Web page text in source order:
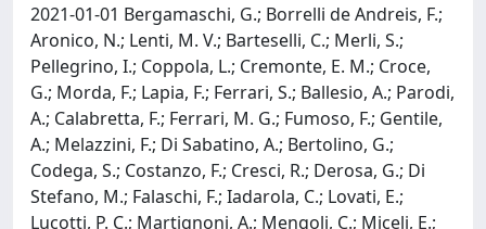
2021-01-01 Bergamaschi, G.; Borrelli de Andreis, F.;
Aronico, N.; Lenti, M. V.; Barteselli, C.; Merli, S.;
Pellegrino, I.; Coppola, L.; Cremonte, E. M.; Croce,
G.; Morda, F.; Lapia, F.; Ferrari, S.; Ballesio, A.; Parodi,
A.; Calabretta, F.; Ferrari, M. G.; Fumoso, F.; Gentile,
A.; Melazzini, F.; Di Sabatino, A.; Bertolino, G.;
Codega, S.; Costanzo, F.; Cresci, R.; Derosa, G.; Di
Stefano, M.; Falaschi, F.; Iadarola, C.; Lovati, E.;
Lucotti, P. C.; Martignoni, A.; Mengoli, C.; Miceli, E.;